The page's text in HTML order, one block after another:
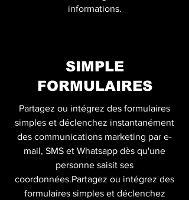
informations.
SIMPLE
FORMULAIRES
Partagez ou intégrez des formulaires
simples et déclenchez instantanément
des communications marketing par e-
mail, SMS et Whatsapp dès qu'une
personne saisit ses
coordonnées.Partagez ou intégrez des
formulaires simples et déclenchez